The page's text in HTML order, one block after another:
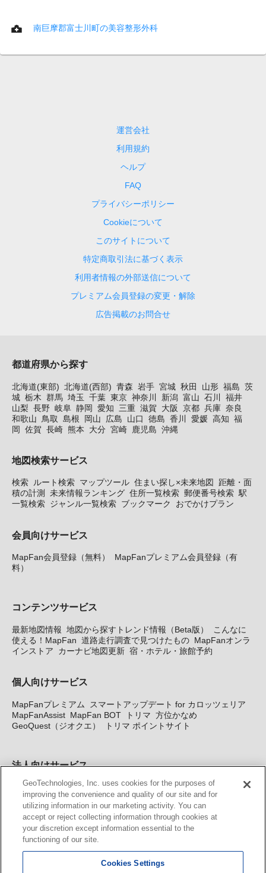
南巨摩郡富士川町の美容整形外科
運営会社
利用規約
ヘルプ
FAQ
プライバシーポリシー
Cookieについて
このサイトについて
特定商取引法に基づく表示
利用者情報の外部送信について
プレミアム会員登録の変更・解除
広告掲載のお問合せ
都道府県から探す
北海道(東部) 北海道(西部) 青森 岩手 宮城 秋田 山形 福島 茨
城 栃木 群馬 埼玉 千葉 東京 神奈川 新潟 富山 石川
福井
山梨 長野 岐阜 静岡 愛知 三重 滋賀 大阪 京都 兵庫 奈良
和歌山
鳥取 島根 岡山 広島 山口 徳島 香川 愛媛 高知 福
岡 佐賀 長崎 熊本 大分 宮崎 鹿児島 沖縄
地図検索サービス
検索 ルート検索 マップツール 住まい探し×未来地図
距離・面
積の計測
未来情報ランキング 住所一覧検索 郵便番号検索 駅
一覧検索 ジャンル一覧検索 ブックマーク おでかけプラン
会員向けサービス
MapFan会員登録（無料）
MapFanプレミアム会員登録（有
料）
コンテンツサービス
最新地図情報 地図から探すトレンド情報（Beta版）
こんなに
使える！MapFan 道路走行調査で見つけたもの MapFanオンラ
インストア
カーナビ地図更新 宿・ホテル・旅館予約
個人向けサービス
MapFanプレミアム
スマートアップデート for カロッツェリア
MapFanAssist MapFan BOT トリマ 方位かなめ
GeoQuest（ジオクエ）
トリマ ポイントサイト
法人向けサービス
法人向け地図・位置情報サービス WEBサイト・システム向け地
図API Windows PC向け地図開発キット MapFan DB 住所確認
サービス
MAP WORLD+ トリマ広告 Geo-Research
カーナビ地図更新サービス
GeoTechnologies, Inc. uses cookies for the purposes of
improving the convenience and quality of our site and for
utilizing information in our marketing activity. You can
accept or reject collecting information through cookies at
your discretion except information essential to the
functioning of our site.
Cookies Settings